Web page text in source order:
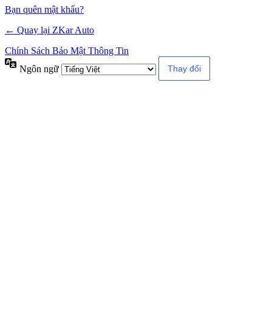
Bạn quên mật khẩu?
← Quay lại ZKar Auto
Chính Sách Bảo Mật Thông Tin
Ngôn ngữ